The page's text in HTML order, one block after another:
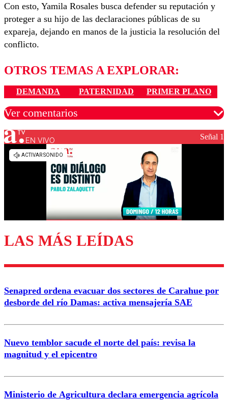
Con esto, Yamila Rosales busca defender su reputación y
proteger a su hijo de las declaraciones públicas de su
expareja, dejando en manos de la justicia la resolución del
conflicto.
OTROS TEMAS A EXPLORAR:
DEMANDA PATERNIDAD PRIMER PLANO
Ver comentarios
Los comentarios son moderados para garantizar un
diálogo respetuoso.
Enviar comentario
EN VIVO Señal 1
LAS MÁS LEÍDAS
Senapred ordena evacuar dos sectores de Carahue por
desborde del río Damas: activa mensajería SAE
Nuevo temblor sacude el norte del país: revisa la
magnitud y el epicentro
Ministerio de Agricultura declara emergencia agrícola